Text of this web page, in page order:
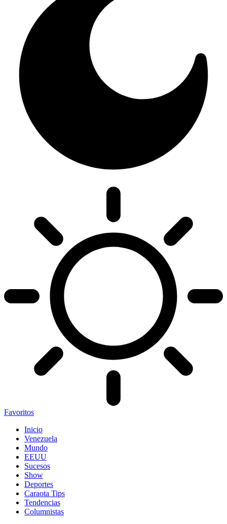
Favoritos
Inicio
Venezuela
Mundo
EEUU
Sucesos
Show
Deportes
Caraota Tips
Tendencias
Columnistas